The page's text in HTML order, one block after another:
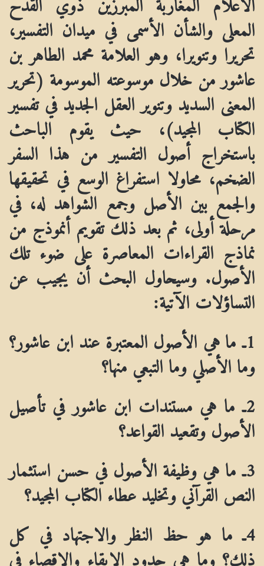
المعلى والشأن الأسمى في ميدان التفسير،
تحريرا وتنويرا، وهو العلامة محمد الطاهر بن
عاشور من خلال موسوعته الموسومة (تحرير
المعنى السديد وتنوير العقل الجديد في تفسير
الكتاب المجيد)، حيث يقوم الباحث
باستخراج أصول التفسير من هذا السفر
الضخم، محاولا استفراغ الوسع في تحقيقها
والجمع بين الأصل وجمع الشواهد له، في
مرحلة أولى، ثم بعد ذلك تقويم أنموذج من
نماذج القراءات المعاصرة على ضوء تلك
الأصول. وسيحاول البحث أن يجيب عن
التساؤلات الآتية:
1ـ ما هي الأصول المعتبرة عند ابن عاشور؟
وما الأصلي وما التبعي منها؟
2ـ ما هي مستندات ابن عاشور في تأصيل
الأصول وتقعيد القواعد؟
3ـ ما هي وظيفة الأصول في حسن استثمار
النص القرآني وتخليد عطاء الكتاب المجيد؟
4ـ ما هو حظ النظر والاجتهاد في كل
ذلك؟ وما هي حدود الإبقاء والإقصاء في